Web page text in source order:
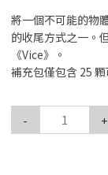
將一個不可能的物
的收尾方式之一。
《Vice》。
補充包僅包含 25
- +